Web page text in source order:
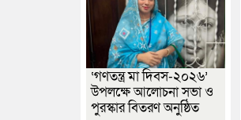
‘গণতন্ত্র মা দিবস-২০২৬’
উপলক্ষে আলোচনা সভা ও
পুরস্কার বিতরণ অনুষ্ঠিত